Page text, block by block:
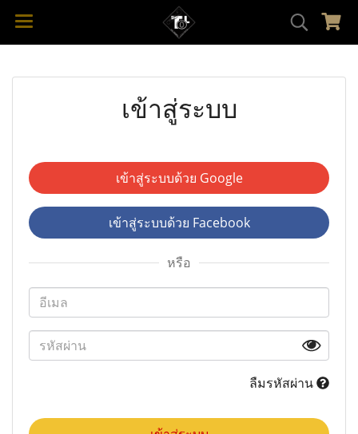
เข้าสู่ระบบ
เข้าสู่ระบบด้วย Google
เข้าสู่ระบบด้วย Facebook
หรือ
ลืมรหัสผ่าน